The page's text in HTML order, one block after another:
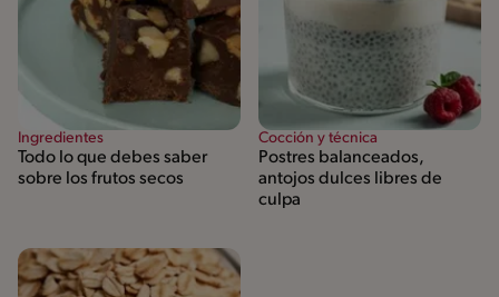
Ingredientes
Todo lo que debes saber
sobre los frutos secos
Cocción y técnica
Postres balanceados,
antojos dulces libres de
culpa